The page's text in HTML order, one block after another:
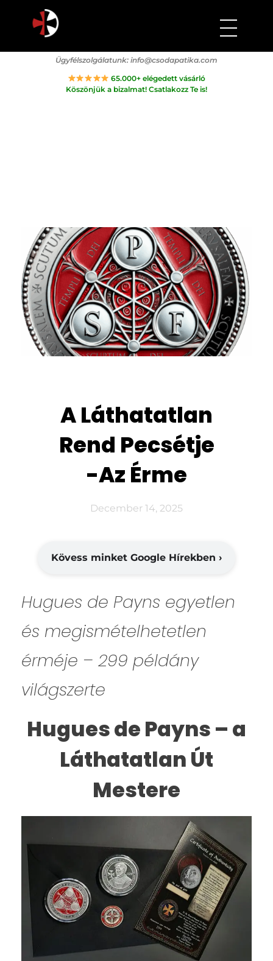
Csodapatika
Természet gyógyereje.
Ügyfélszolgálatunk: info@csodapatika.com
65.000+ elégedett vásárló
Köszönjük a bizalmat! Csatlakozz Te is!
A Láthatatlan
Rend Pecsétje
-Az Érme
December 14, 2025
Kövess minket Google Hírekben ›
Hugues de Payns egyetlen
és megismételhetetlen
érméje – 299 példány
világszerte
Hugues de Payns – a
Láthatatlan Út
Mestere